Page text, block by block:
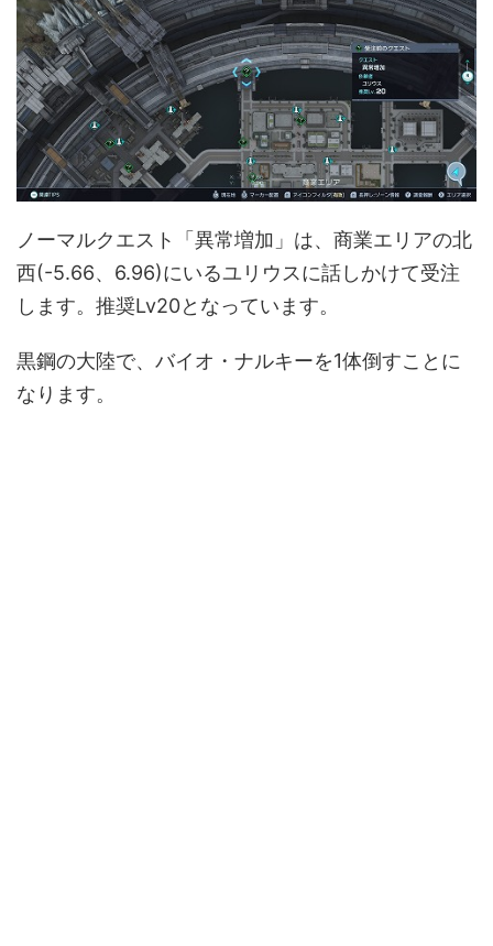
ノーマルクエスト「異常増加」は、商業エリアの北
西(-5.66、6.96)にいるユリウスに話しかけて受注
します。推奨Lv20となっています。
黒鋼の大陸で、バイオ・ナルキーを1体倒すことに
なります。